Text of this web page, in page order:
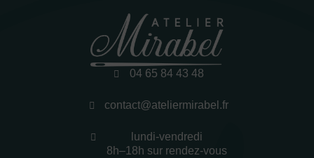
04 65 84 43 48
contact@ateliermirabel.fr
lundi-vendredi
8h–18h sur rendez-vous